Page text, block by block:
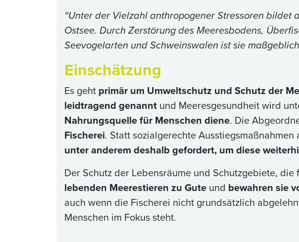
“Unter der Vielzahl anthropogener Stressoren
Ostsee. Durch Zerstörung des Meeresbodens,
Seevogelarten und Schweinswalen ist sie
Einschätzung
Es geht primär um Umweltschutz und Schutz der
leidtragend genannt und Meeresgesundheit wird
Nahrungsquelle für Menschen diene. Die
Fischerei. Statt sozialgerechte
unter anderem deshalb gefordert, um diese
Der Schutz der Lebensräume und Schutzgebiete, die
lebenden Meerestieren zu Gute und bewahren sie
auch wenn die Fischerei nicht grundsätzlich
Menschen im Fokus steht.